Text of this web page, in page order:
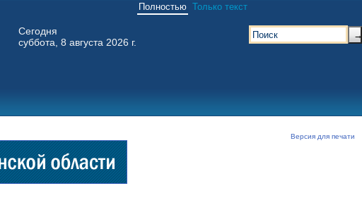
Полностью Только текст
Сегодня
суббота, 8 августа 2026 г.
→
Версия для печати